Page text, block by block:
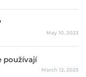
May 10, 2023
používají
March 12, 2025